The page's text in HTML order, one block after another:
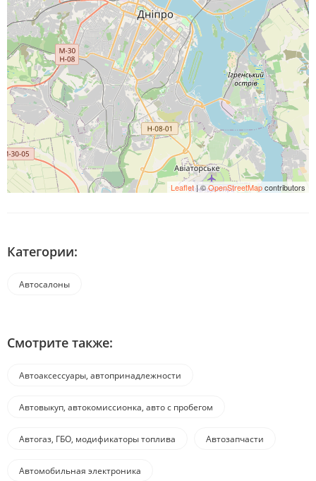
Leaflet| ©OpenStreetMapcontributors
Категории:
Автосалоны
Смотрите также:
Автоаксессуары, автопринадлежности
Автовыкуп, автокомиссионка, авто с пробегом
Автогаз, ГБО, модификаторы топлива Автозапчасти
Автомобильная электроника